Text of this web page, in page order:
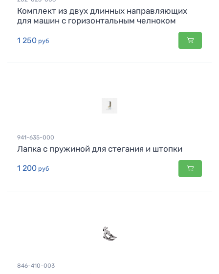
Комплект из двух длинных направляющих
для машин с горизонтальным челноком
1 250 руб
941-635-000
Лапка с пружиной для стегания и штопки
1 200 руб
846-410-003